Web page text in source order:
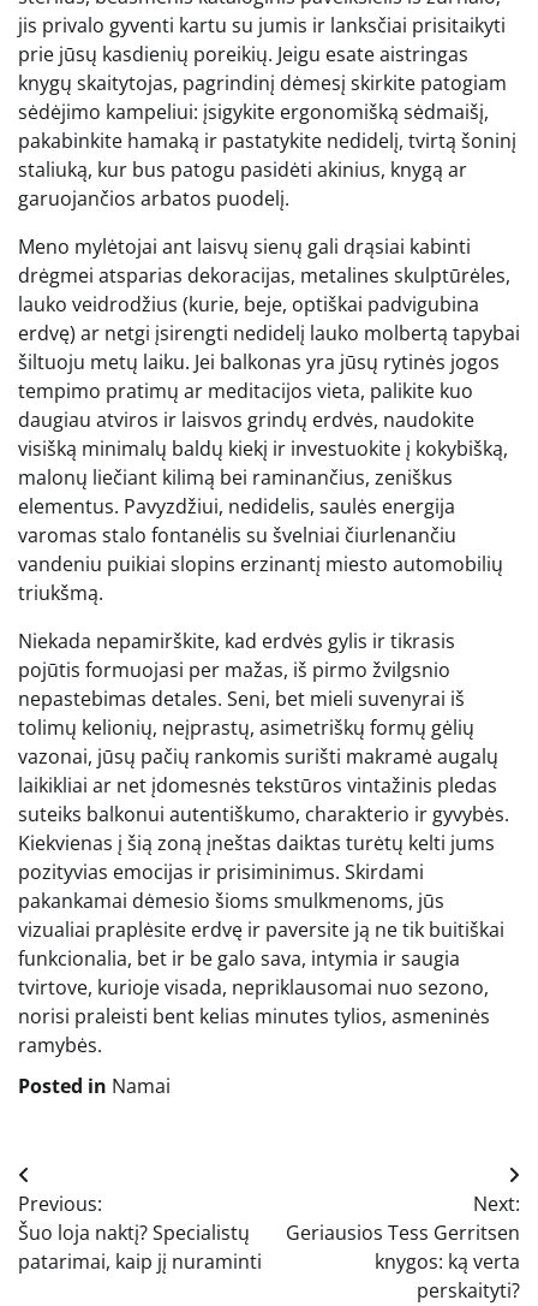
jis privalo gyventi kartu su jumis ir lanksčiai prisitaikyti
prie jūsų kasdienių poreikių. Jeigu esate aistringas
knygų skaitytojas, pagrindinį dėmesį skirkite patogiam
sėdėjimo kampeliui: įsigykite ergonomišką sėdmaišį,
pakabinkite hamaką ir pastatykite nedidelį, tvirtą šoninį
staliuką, kur bus patogu pasidėti akinius, knygą ar
garuojančios arbatos puodelį.
Meno mylėtojai ant laisvų sienų gali drąsiai kabinti
drėgmei atsparias dekoracijas, metalines skulptūrėles,
lauko veidrodžius (kurie, beje, optiškai padvigubina
erdvę) ar netgi įsirengti nedidelį lauko molbertą tapybai
šiltuoju metų laiku. Jei balkonas yra jūsų rytinės jogos
tempimo pratimų ar meditacijos vieta, palikite kuo
daugiau atviros ir laisvos grindų erdvės, naudokite
visišką minimalų baldų kiekį ir investuokite į kokybišką,
malonų liečiant kilimą bei raminančius, zeniškus
elementus. Pavyzdžiui, nedidelis, saulės energija
varomas stalo fontanėlis su švelniai čiurlenančiu
vandeniu puikiai slopins erzinantį miesto automobilių
triukšmą.
Niekada nepamirškite, kad erdvės gylis ir tikrasis
pojūtis formuojasi per mažas, iš pirmo žvilgsnio
nepastebimas detales. Seni, bet mieli suvenyrai iš
tolimų kelionių, neįprastų, asimetriškų formų gėlių
vazonai, jūsų pačių rankomis surišti makramė augalų
laikikliai ar net įdomesnės tekstūros vintažinis pledas
suteiks balkonui autentiškumo, charakterio ir gyvybės.
Kiekvienas į šią zoną įneštas daiktas turėtų kelti jums
pozityvias emocijas ir prisiminimus. Skirdami
pakankamai dėmesio šioms smulkmenoms, jūs
vizualiai praplėsite erdvę ir paversite ją ne tik buitiškai
funkcionalia, bet ir be galo sava, intymia ir saugia
tvirtove, kurioje visada, nepriklausomai nuo sezono,
norisi praleisti bent kelias minutes tylios, asmeninės
ramybės.
Posted in Namai
Navigacija
tarp
įrašų
Previous:
Šuo loja naktį? Specialistų
patarimai, kaip jį nuraminti
Next:
Geriausios Tess Gerritsen
knygos: ką verta
perskaityti?